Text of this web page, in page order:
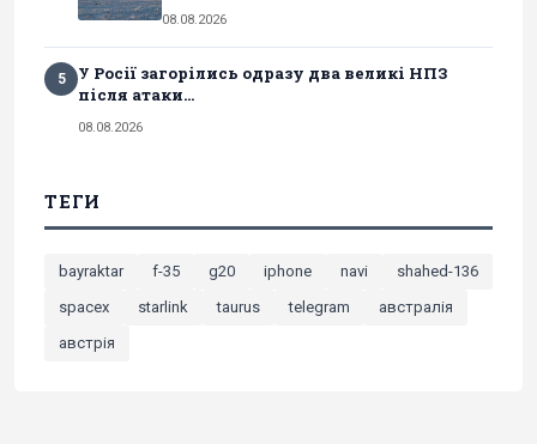
08.08.2026
5
У Росії загорілись одразу два великі НПЗ
після атаки...
08.08.2026
ТЕГИ
bayraktar f-35 g20 iphone navi
shahed-136
spacex
starlink taurus telegram
австралія
австрія